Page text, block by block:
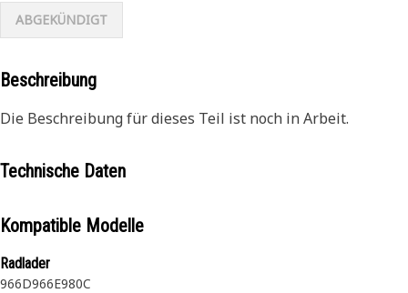
ABGEKÜNDIGT
Beschreibung
Die Beschreibung für dieses Teil ist noch in Arbeit.
Technische Daten
Kompatible Modelle
Radlader
966D966E980C